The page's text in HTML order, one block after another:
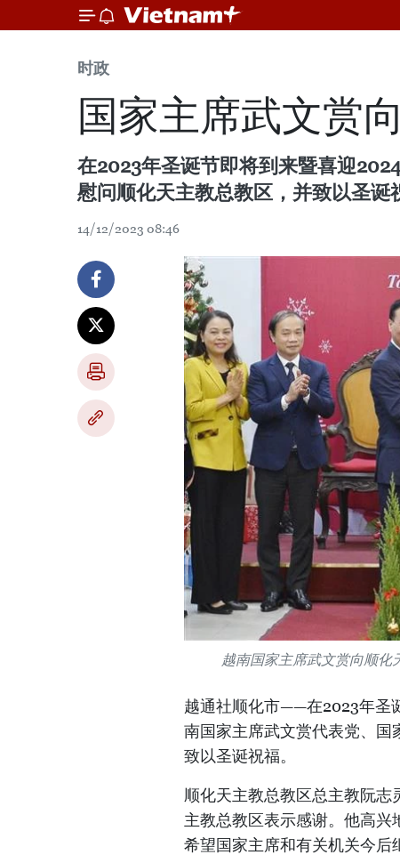
时政
国家主席武文赏
在2023年圣诞节即将到来暨喜迎
慰问顺化天主教总教区，并致以圣诞
14/12/2023 08:46
越南国家主席武文赏向顺化
越通社顺化市——在2023年圣
南国家主席武文赏代表党、
致以圣诞祝福。
顺化天主教总教区总主教阮
主教总教区表示感谢。他高
希望国家主席和有关机关今后